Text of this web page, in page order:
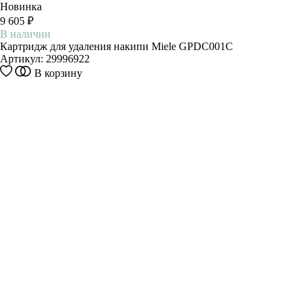
Новинка
9 605 ₽
В наличии
Картридж для удаления накипи Miele GPDC001C
Артикул: 29996922
В корзину